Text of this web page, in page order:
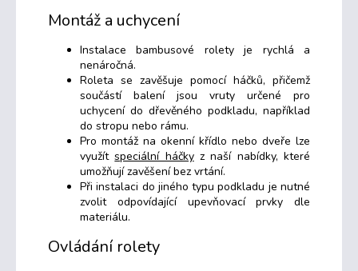
Montáž a uchycení
Instalace bambusové rolety je rychlá a
nenáročná.
Roleta se zavěšuje pomocí háčků, přičemž
součástí balení jsou vruty určené pro
uchycení do dřevěného podkladu, například
do stropu nebo rámu.
Pro montáž na okenní křídlo nebo dveře lze
využítspeciální háčkyz naší nabídky, které
umožňují zavěšení bez vrtání.
Při instalaci do jiného typu podkladu je nutné
zvolit odpovídající upevňovací prvky dle
materiálu.
Ovládání rolety